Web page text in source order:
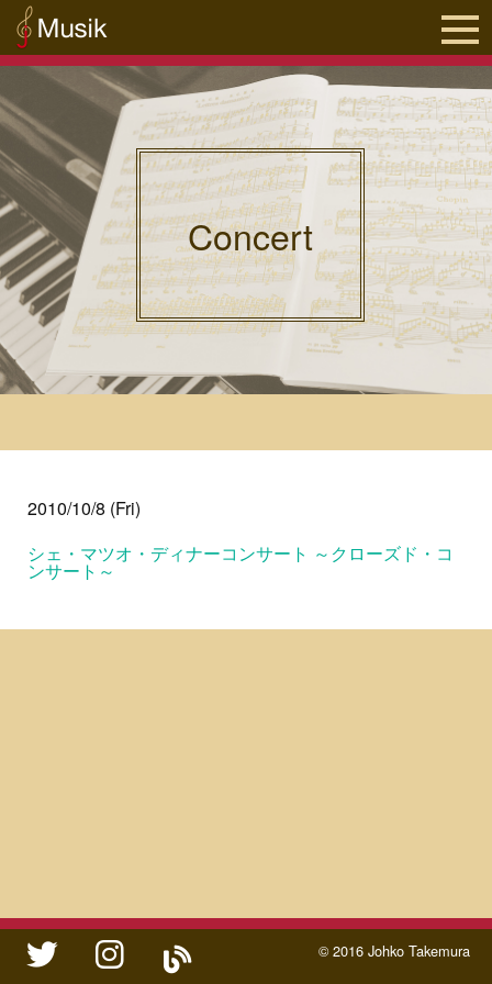
Concert
2010/10/8 (Fri)
シェ・マツオ・ディナーコンサート ～クローズド・コ
ンサート～
twitter instagram
ameblo © 2016 Johko Takemura